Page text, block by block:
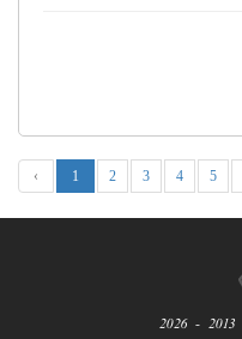
‹ 1 2 3 4 5